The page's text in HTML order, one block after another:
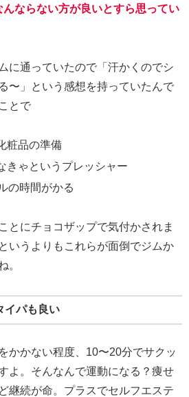
ならない方が良いとすら思ってい
に通っていたので「汗かくのでシ
〜」という感想を持っていたんで
とで
粧品の準備
きゃというプレッシャー
の時間がかる
とにチョコザップで気付かされま
いうよりもこれらが面倒でジムか
。
イパも良い
かかない程度、10〜20分でサクッ
よ。そんなんで運動になる？痩せ
継続が命。プラスでセルフエステ